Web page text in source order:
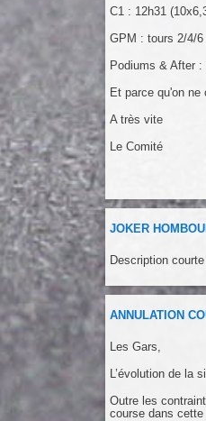
C1 : 12h31
GPM : tours 2/4/6
Podiums & After :
Et parce qu'on
A très vite
Le Comité
JOKER
Description courte
ANNULATION
Les Gars,
L’évolution de la
Outre les
course dans cette